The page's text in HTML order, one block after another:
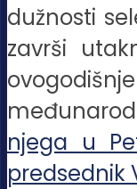
dužnosti
završi
njega u
predsednik